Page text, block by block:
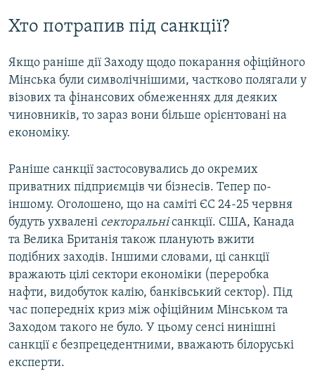
Хто потрапив під санкції?
Якщо раніше дії Заходу щодо покарання офіційного
Мінська були символічнішими, частково полягали у
візових та фінансових обмеженнях для деяких
чиновників, то зараз вони більше орієнтовані на
економіку.
Раніше санкції застосовувались до окремих
приватних підприємців чи бізнесів. Тепер по-
іншому. Оголошено, що на саміті ЄС 24-25 червня
будуть ухвалені секторальнісанкції. США, Канада
та Велика Британія також планують вжити
подібних заходів. Іншими словами, ці санкції
вражають цілі сектори економіки (переробка
нафти, видобуток калію, банківський сектор). Під
час попередніх криз між офіційним Мінськом та
Заходом такого не було. У цьому сенсі нинішні
санкції є безпрецедентними, вважають білоруські
експерти.